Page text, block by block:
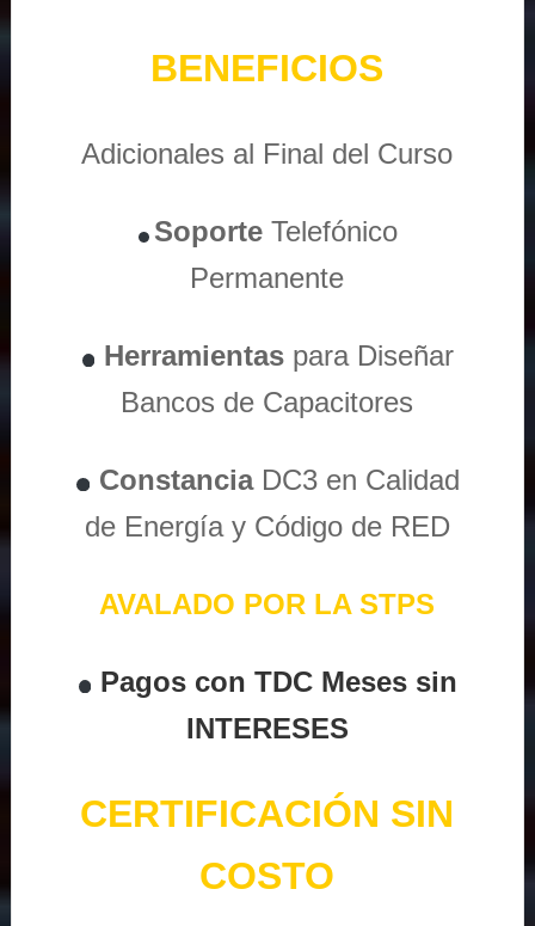
BENEFICIOS
Adicionales al Final del Curso
Soporte Telefónico
Permanente
Herramientas para Diseñar
Bancos de Capacitores
ConstanciaDC3 en Calidad
de Energía y Código de RED
AVALADO POR LA STPS
Pagos con TDC Meses sin
INTERESES
CERTIFICACIÓN SIN
COSTO